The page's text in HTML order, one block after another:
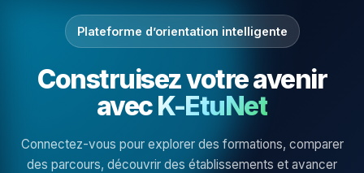
Plateforme d’orientation intelligente
Construisez votre avenir
avecK-EtuNet
Connectez-vous pour explorer des formations, comparer
des parcours, découvrir des établissements et avancer